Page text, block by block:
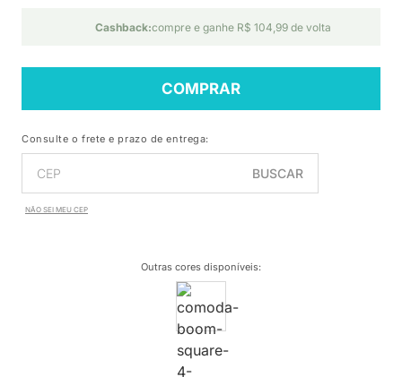
Cashback:compre e ganhe R$ 104,99 de volta
COMPRAR
Consulte o frete e prazo de entrega:
BUSCAR
NÃO SEI MEU CEP
Outras cores disponíveis: